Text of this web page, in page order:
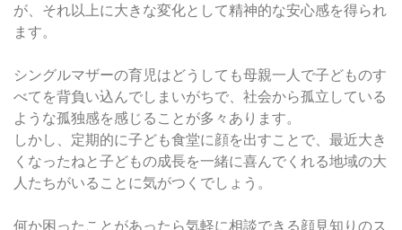
が、それ以上に大きな変化として精神的な安心感を得られ
ます。
シングルマザーの育児はどうしても母親一人で子どものす
べてを背負い込んでしまいがちで、社会から孤立している
ような孤独感を感じることが多々あります。
しかし、定期的に子ども食堂に顔を出すことで、最近大き
くなったねと子どもの成長を一緒に喜んでくれる地域の大
人たちがいることに気がつくでしょう。
何か困ったことがあったら気軽に相談できる顔見知りのス